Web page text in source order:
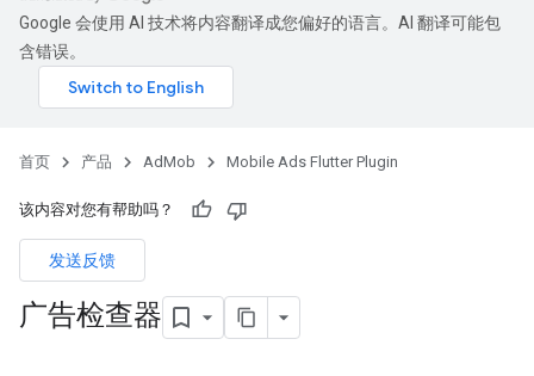
Google 会使用 AI 技术将内容翻译成您偏好的语言。AI 翻译可能包
含错误。
首页 产品 AdMob Mobile Ads Flutter Plugin
该内容对您有帮助吗？
发送反馈
广告检查器